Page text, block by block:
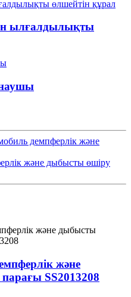
ылғалдылықты
демпферлік және
және дыбысты өшіру
және
SS2013208